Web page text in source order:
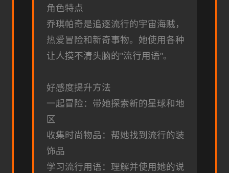
角色特点
乔琪帕奇是追逐流行的宇宙海贼，
热爱冒险和新奇事物。她使用各种
让人摸不清头脑的"流行用语"。
好感度提升方法
一起冒险：带她探索新的星球和地
区
收集时尚物品：帮她找到流行的装
饰品
学习流行用语：理解并使用她的说